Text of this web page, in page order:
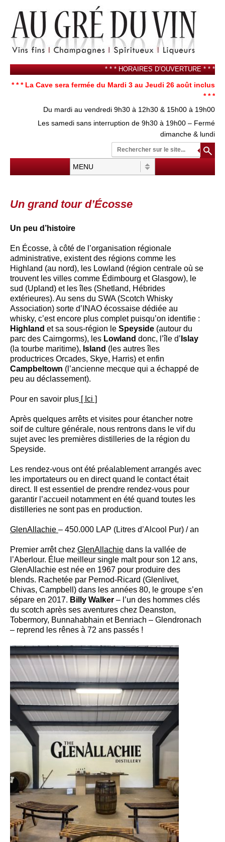
* * * HORAIRES D’OUVERTURE * * *
* * * La Cave sera fermée du Mardi 3 au Jeudi 26 août inclus
* * *
Du mardi au vendredi 9h30 à 12h30 & 15h00 à 19h00
Les samedi sans interruption de 9h30 à 19h00 – Fermé
dimanche & lundi
Un grand tour d’Écosse
Un peu d’histoire
En Écosse, à côté de l’organisation régionale
administrative, existent des régions comme les
Highland (au nord), les Lowland (région centrale où se
trouvent les villes comme Édimbourg et Glasgow), le
sud (Upland) et les îles (Shetland, Hébrides
extérieures). Au sens du SWA (Scotch Whisky
Association) sorte d’INAO écossaise dédiée au
whisky, c’est encore plus complet puisqu’on identifie :
Highland et sa sous-région le Speyside (autour du
parc des Cairngorms), les Lowland donc, l’île d’ Islay
(la tourbe maritime), Island (les autres îles
productrices Orcades, Skye, Harris) et enfin
Campbeltown (l’ancienne mecque qui a échappé de
peu au déclassement).
Pour en savoir plus [ Ici ]
Après quelques arrêts et visites pour étancher notre
soif de culture générale, nous rentrons dans le vif du
sujet avec les premières distilleries de la région du
Speyside.
Les rendez-vous ont été préalablement arrangés avec
les importateurs ou en direct quand le contact était
direct. Il est essentiel de prendre rendez-vous pour
garantir l’accueil notamment en été quand toutes les
distilleries ne sont pas en production.
GlenAllachie – 450.000 LAP (Litres d’Alcool Pur) / an
Premier arrêt chez GlenAllachie dans la vallée de
l’Aberlour. Élue meilleur single malt pour son 12 ans,
GlenAllachie est née en 1967 pour produire des
blends. Rachetée par Pernod-Ricard (Glenlivet,
Chivas, Campbell) dans les années 80, le groupe s’en
sépare en 2017. Billy Walker – l’un des hommes clés
du scotch après ses aventures chez Deanston,
Tobermory, Bunnahabhain et Benriach – Glendronach
– reprend les rênes à 72 ans passés !